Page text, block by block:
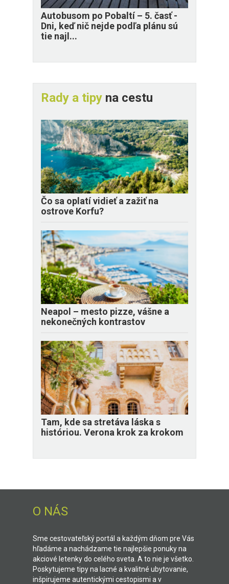
​Autobusom po Pobaltí – 5. časť -
Dni, keď nič nejde podľa plánu sú
tie najl...
Rady a tipy na cestu
Čo sa oplatí vidieť a zažiť na
ostrove Korfu?
Neapol – mesto pizze, vášne a
nekonečných kontrastov
Tam, kde sa stretáva láska s
históriou. Verona krok za krokom
O NÁS
Sme cestovateľský portál a každým dňom pre Vás
hľadáme a nachádzame tie najlepšie ponuky na
akciové letenky do celého sveta. A to nie je všetko.
Poskytujeme tipy na lacné a kvalitné ubytovanie,
inšpirujeme autentickými cestopismi a v